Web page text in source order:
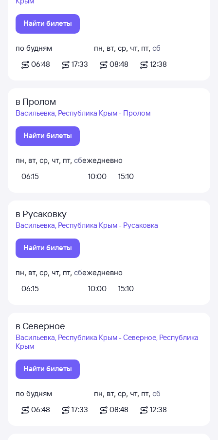
Найти билеты
по будням
06:48
17:33
пн, вт, ср, чт, пт, сб
08:48
12:38
в Пролом
Васильевка, Республика Крым - Пролом
Найти билеты
пн, вт, ср, чт, пт, сб
06:15
ежедневно
10:00
15:10
в Русаковку
Васильевка, Республика Крым - Русаковка
Найти билеты
пн, вт, ср, чт, пт, сб
06:15
ежедневно
10:00
15:10
в Северное
Васильевка, Республика Крым - Северное, Республика
Крым
Найти билеты
по будням
06:48
17:33
пн, вт, ср, чт, пт, сб
08:48
12:38